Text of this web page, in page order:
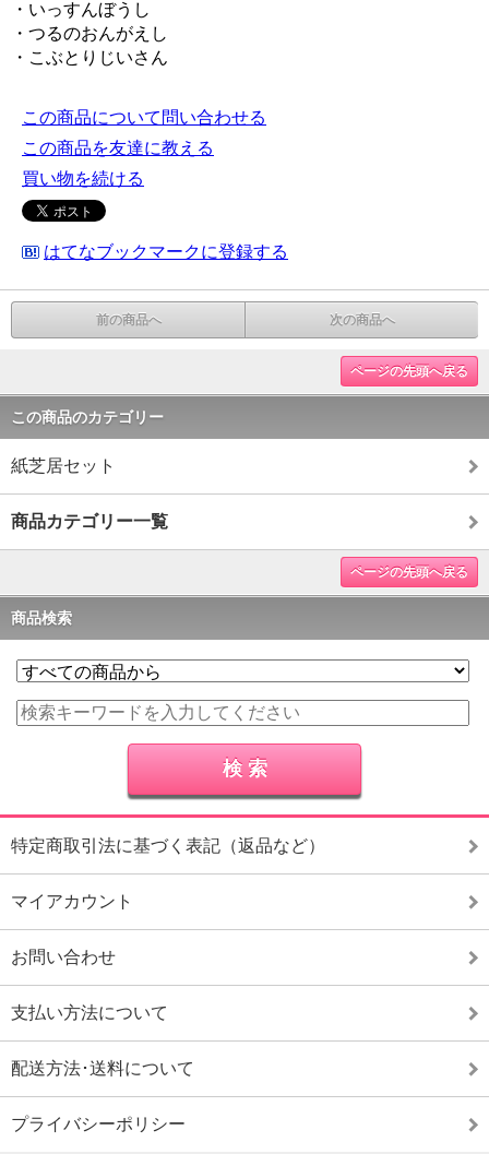
・いっすんぼうし
・つるのおんがえし
・こぶとりじいさん
この商品について問い合わせる
この商品を友達に教える
買い物を続ける
はてなブックマークに登録する
前の商品へ 次の商品へ
ページの先頭へ戻る
この商品のカテゴリー
紙芝居セット
商品カテゴリー一覧
ページの先頭へ戻る
商品検索
特定商取引法に基づく表記（返品など）
マイアカウント
お問い合わせ
支払い方法について
配送方法･送料について
プライバシーポリシー